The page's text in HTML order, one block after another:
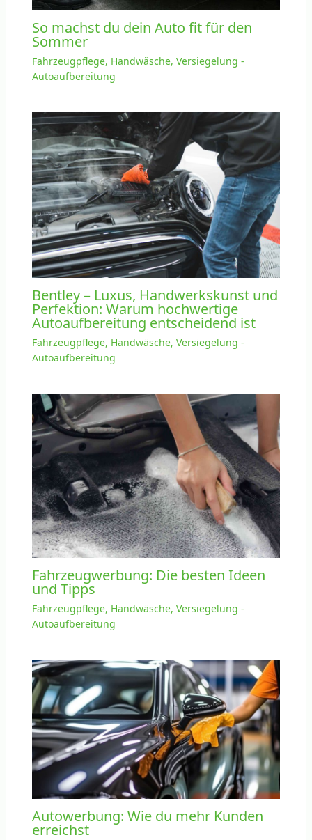
So machst du dein Auto fit für den
Sommer
Fahrzeugpflege, Handwäsche, Versiegelung -
Autoaufbereitung
Bentley – Luxus, Handwerkskunst und
Perfektion: Warum hochwertige
Autoaufbereitung entscheidend ist
Fahrzeugpflege, Handwäsche, Versiegelung -
Autoaufbereitung
Fahrzeugwerbung: Die besten Ideen
und Tipps
Fahrzeugpflege, Handwäsche, Versiegelung -
Autoaufbereitung
Autowerbung: Wie du mehr Kunden
erreichst